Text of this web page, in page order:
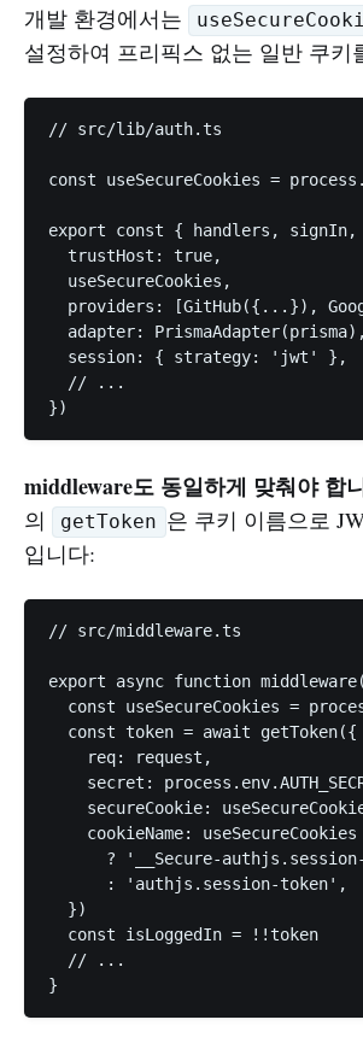
개발 환경에서는
설정하여 프리픽스 없는 일반 쿠키
// src/lib/auth.ts
const useSecureCookies =
export const { handlers,
  trustHost: true,
useSecureCookies,
providers: [GitHub({...}),
  adapter: PrismaAdapter(prisma),
  session: { strategy: 'jwt' },
  // ...
middleware도 동일하게 맞춰야 합
의
getToken 은 쿠키 이름으로
입니다:
// src/middleware.ts
export async function
const useSecureCookies =
  const token = await getToken({
    req: request,
secret:
secureCookie:
cookieName: useSecureCookies
? '__Secure-
      : 'authjs.session-token',
  })
  const isLoggedIn = !!token
  // ...